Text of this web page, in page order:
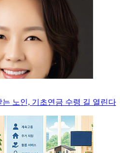
노인, 기초연금 수령 길 열린다